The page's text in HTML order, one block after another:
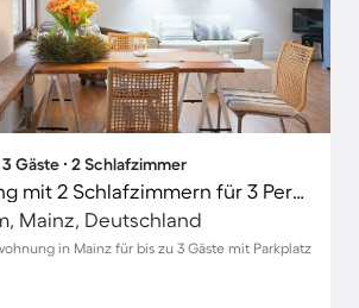
Gäste ∙ 2 Schlafzimmer
Ferienwohnung mit 2 Schlafzimmern für 3 Personen
Mainz, Deutschland
in Mainz für bis zu 3 Gäste mit Parkplatz